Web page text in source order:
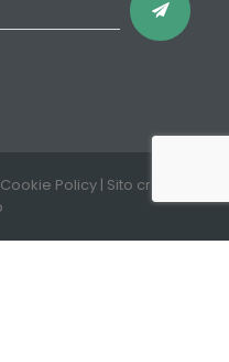
Cookie Policy | Sito creato da